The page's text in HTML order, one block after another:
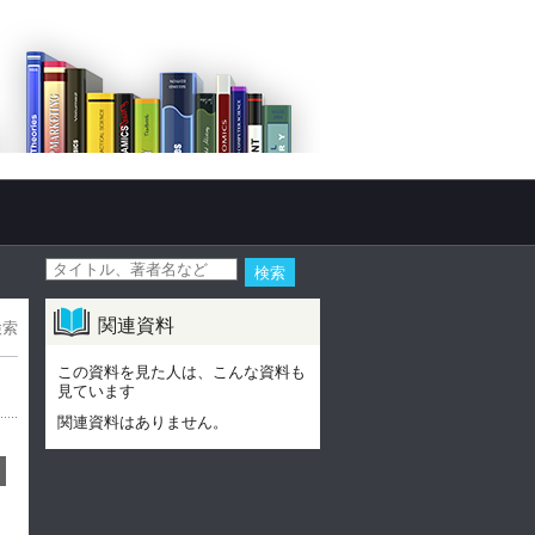
関連資料
この資料を見た人は、こんな資料も
見ています
関連資料はありません。